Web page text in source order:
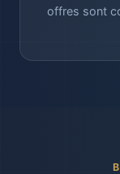
offres sont